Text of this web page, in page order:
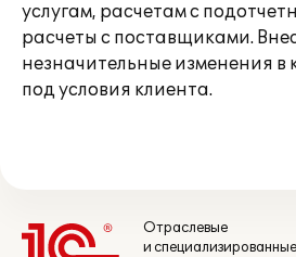
услугам, расчетам с
расчеты с поставщиками.
незначительные изменения
под условия клиента.
Отраслевые
и